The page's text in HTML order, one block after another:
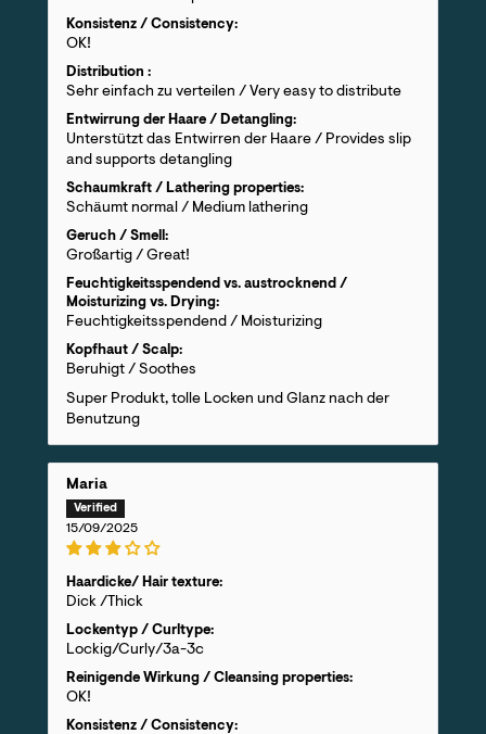
Konsistenz / Consistency:
OK!
Distribution :
Sehr einfach zu verteilen / Very easy to distribute
Entwirrung der Haare / Detangling:
Unterstützt das Entwirren der Haare / Provides slip
and supports detangling
Schaumkraft / Lathering properties:
Schäumt normal / Medium lathering
Geruch / Smell:
Großartig / Great!
Feuchtigkeitsspendend vs. austrocknend /
Moisturizing vs. Drying:
Feuchtigkeitsspendend / Moisturizing
Kopfhaut / Scalp:
Beruhigt / Soothes
Super Produkt, tolle Locken und Glanz nach der
Benutzung
Maria
15/09/2025
Haardicke/ Hair texture:
Dick /Thick
Lockentyp / Curltype:
Lockig/Curly/3a-3c
Reinigende Wirkung / Cleansing properties:
OK!
Konsistenz / Consistency: